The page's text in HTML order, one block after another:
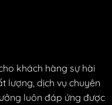
khách hàng sự hài
lượng, dịch vụ chuyên
luôn đáp ứng được